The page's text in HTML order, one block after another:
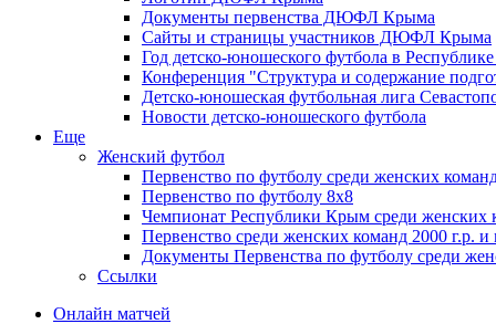
Документы первенства ДЮФЛ Крыма
Сайты и страницы участников ДЮФЛ Крыма
Год детско-юношеского футбола в
Конференция "Структура и содержание
Детско-юношеская футбольная лига
Новости детско-юношеского футбола
Еще
Женский футбол
Первенство по футболу среди женских
Первенство по футболу 8х8
Чемпионат Республики Крым среди женских
Первенство среди женских команд 2000 г.р.
Документы Первенства по футболу среди
Ссылки
Онлайн матчей